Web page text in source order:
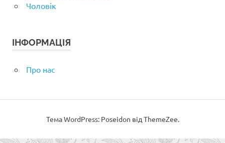
Чоловік
ІНФОРМАЦІЯ
Про нас
Тема WordPress: Poseidon від ThemeZee.